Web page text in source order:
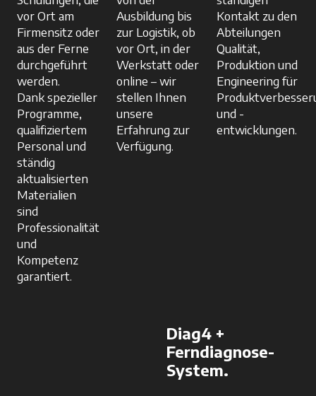
vor Ort am
Firmensitz oder
aus der Ferne
durchgeführt
werden.
Dank spezieller
Programme,
qualifiziertem
Personal und
ständig
aktualisierten
Materialien
sind
Professionalität
und
Kompetenz
garantiert.
Ausbildung bis
zur Logistik, ob
vor Ort, in der
Werkstatt oder
online – wir
stellen Ihnen
unsere
Erfahrung zur
Verfügung.
Kontakt zu den
Abteilungen
Qualität,
Produktion und
Engineering für
und -
entwicklungen.
Diag4 +
Ferndiagnose-
System.